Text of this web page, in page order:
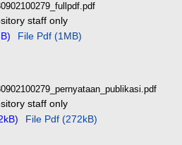
staff only
File Pdf (1MB)
staff only
File Pdf (272kB)